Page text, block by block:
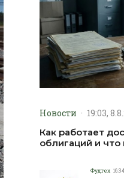
Новости · 19:03,
Как работает
облигаций и
Фудтех